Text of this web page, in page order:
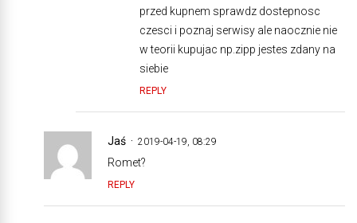
przed kupnem sprawdz dostepnosc
czesci i poznaj serwisy ale naocznie nie
w teorii kupujac np.zipp jestes zdany na
siebie
REPLY
Jaś 2019-04-19, 08:29
Romet?
REPLY